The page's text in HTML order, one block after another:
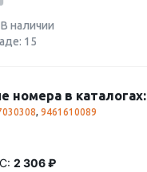
наличии
15
номера в каталогах:
, 9461610089
2 306 ₽